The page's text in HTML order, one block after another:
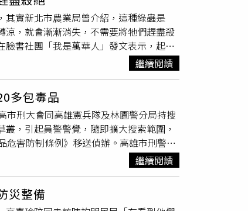
手機的依賴已嚴重威脅行車安全，未來
，「這絕對不是開玩笑，我們的『灌木
別提醒所有用路人，訊息與通知隨時都
螢幕，切勿因一時大意而付出慘痛代
實新北市農業局曾介紹，這種綠蟲是
涼，就會漸漸消失，不需要將牠們趕盡殺
書社團「我是萬華人」發文表示，起初
是蚱蜢，而大家印象中的「蝗蟲」，其
PO提到，近期蚱蜢數量好像變多了，主要
繁殖的環境，等到成蟲長大後，就會開
貼文曝光後，不少鄉民紛紛在底下留
吃清粥小菜」、「早上4點多出門，在
「中和也有，這個月就在家裡後陽台三
說明，這種綠色蝗蟲、神祕怪蟲其實是
蟲子看起來有點驚人，但請大家放心。
，像是戴了安全帽，以及後腿帶有鮮紅
邊緣。新北市農業局提到，如果遇到
牠們引導、驅離出戶外，或是以透明容
繼續閱讀
多包毒品
市刑大會同高雄憲兵隊及林園警分局持搜
，引起員警警覺，隨即擴大搜索範圍，
害防制條例》移送偵辦。高雄市刑警大
園警分局組成專案小組蒐證，並向高雄
藥腳，全案進一步釐清毒品流向及販售
合院空地及
定方向，神情明顯不自然，於是改採地
繼續閱讀
災整備